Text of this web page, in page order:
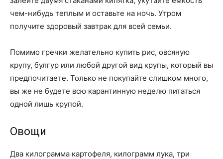
чем-нибудь теплым и оставьте на ночь. Утром
получите здоровый завтрак для всей семьи.
Помимо гречки желательно купить рис, овсяную
крупу, булгур или любой другой вид крупы, который вы
предпочитаете. Только не покупайте слишком много,
вы же не будете всю карантинную неделю питаться
одной лишь крупой.
Овощи
Два килограмма картофеля, килограмм лука, три